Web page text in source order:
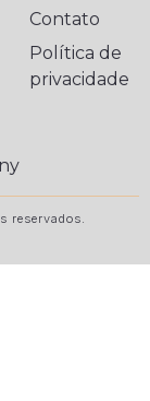
Contato
Política de
privacidade
reservados.